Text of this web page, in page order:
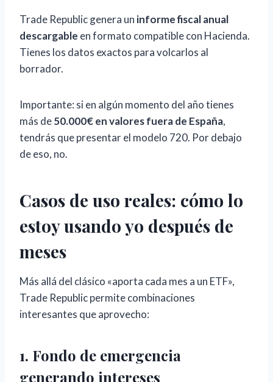
Trade Republic genera un informe fiscal anual
descargable en formato compatible con Hacienda.
Tienes los datos exactos para volcarlos al
borrador.
Importante: si en algún momento del año tienes
más de50.000€ en valores fuera de España,
tendrás que presentar el modelo 720. Por debajo
de eso, no.
Casos de uso reales: cómo lo
estoy usando yo después de
meses
Más allá del clásico «aporta cada mes a un ETF»,
Trade Republic permite combinaciones
interesantes que aprovecho:
1. Fondo de emergencia
generando intereses